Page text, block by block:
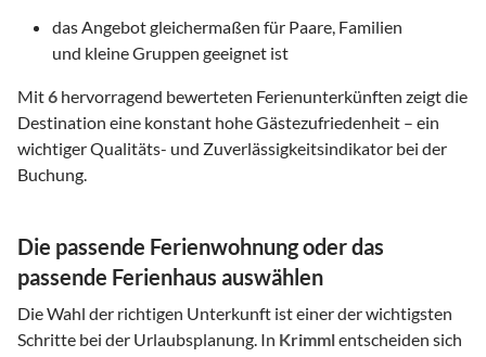
das Angebot gleichermaßen für Paare, Familien
und kleine Gruppen geeignet ist
Mit6 hervorragend bewerteten Ferienunterkünften zeigt die
Destination eine konstant hohe Gästezufriedenheit – ein
wichtiger Qualitäts- und Zuverlässigkeitsindikator bei der
Buchung.
Die passende Ferienwohnung oder das
passende Ferienhaus auswählen
Die Wahl der richtigen Unterkunft ist einer der wichtigsten
Schritte bei der Urlaubsplanung. In Krimmlentscheiden sich